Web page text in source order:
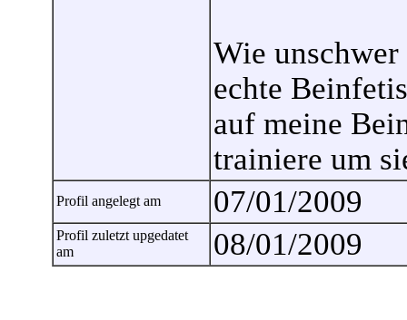
Wie
echte
auf meine
trainiere um
Profil angelegt am 07/01/2009
Profil zuletzt upgedatet
am
08/01/2009